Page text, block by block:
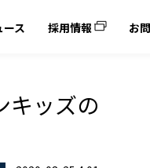
ース 採用情報 お
キッズの